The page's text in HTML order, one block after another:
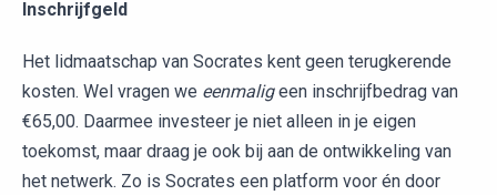
Inschrijfgeld
Het lidmaatschap van Socrates kent geen terugkerende
kosten. Wel vragen we eenmaligeen inschrijfbedrag van
€65,00. Daarmee investeer je niet alleen in je eigen
toekomst, maar draag je ook bij aan de ontwikkeling van
het netwerk. Zo is Socrates een platform voor én door